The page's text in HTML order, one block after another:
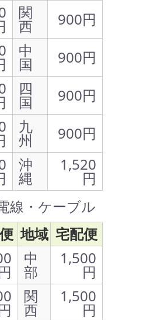
関
西
900円
中
国
900円
四
国
900円
九
州
900円
沖
縄
1,520
円
線・ケーブル
地域 宅配便
中
部
1,500
円
関
西
1,500
円